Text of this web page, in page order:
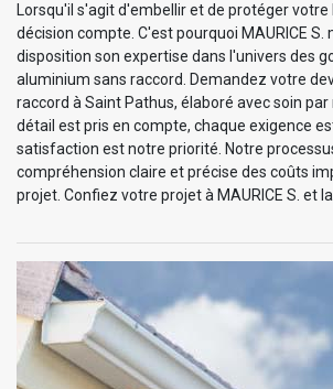
Lorsqu'il s'agit d'embellir et de protéger
décision compte. C'est pourquoi MAURICE S.
disposition son expertise dans l'univers des
aluminium sans raccord. Demandez votre
raccord à Saint Pathus, élaboré avec soin par
détail est pris en compte, chaque exigence
satisfaction est notre priorité. Notre
compréhension claire et précise des coûts
projet. Confiez votre projet à MAURICE S. et